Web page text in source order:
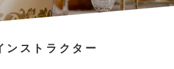
ンストラクター